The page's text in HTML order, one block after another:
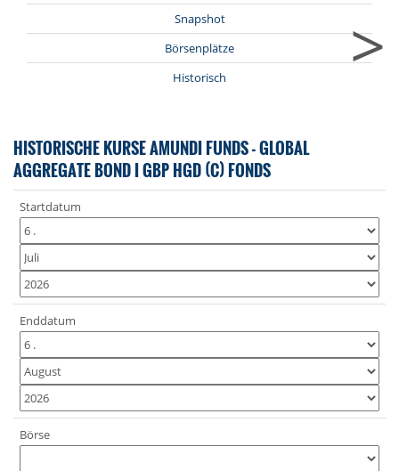
Snapshot
Börsenplätze
Historisch
>
HISTORISCHE KURSE AMUNDI FUNDS - GLOBAL
AGGREGATE BOND I GBP HGD (C) FONDS
Startdatum
Enddatum
Börse